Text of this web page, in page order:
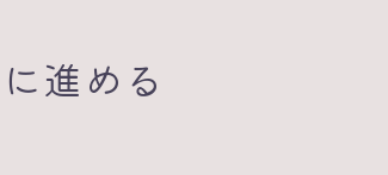
進める